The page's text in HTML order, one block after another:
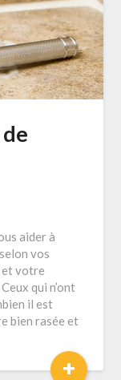
aider à
vos
et votre
qui n’ont
il est
bien rasée et
+